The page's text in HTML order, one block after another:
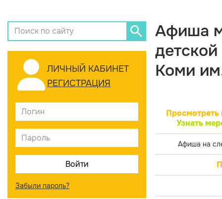
ЛИЧНЫЙ КАБИНЕТ
РЕГИСТРАЦИЯ
Забыли пароль?
Афиша
Коми
Просмотреть
Узнать
Афиша на